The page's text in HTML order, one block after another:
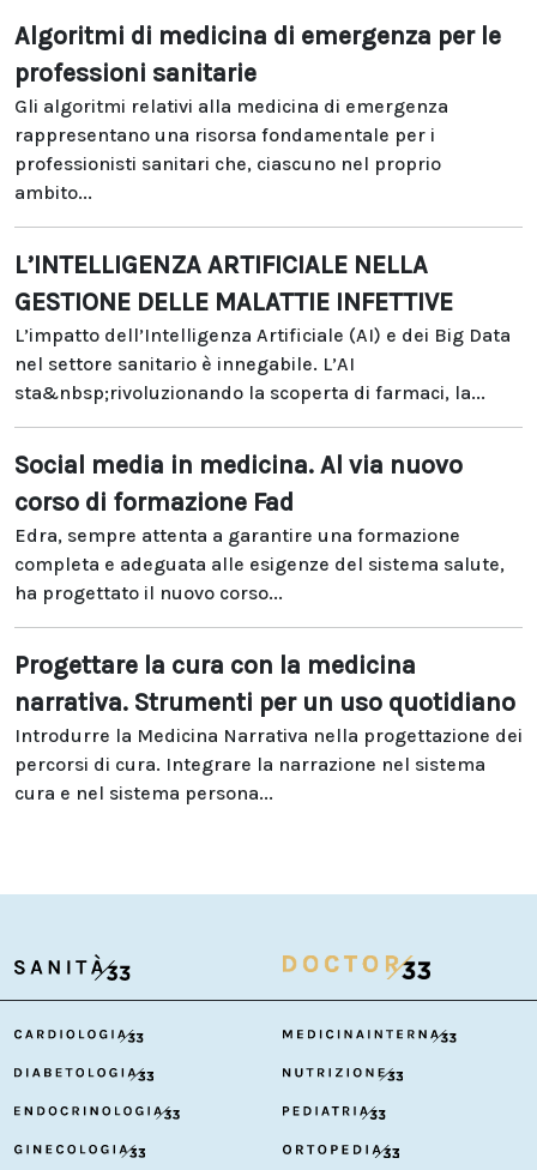
Algoritmi di medicina di emergenza per le
professioni sanitarie
Gli algoritmi relativi alla medicina di emergenza
rappresentano una risorsa fondamentale per i
professionisti sanitari che, ciascuno nel proprio
ambito...
L’INTELLIGENZA ARTIFICIALE NELLA
GESTIONE DELLE MALATTIE INFETTIVE
L’impatto dell’Intelligenza Artificiale (AI) e dei Big Data
nel settore sanitario è innegabile. L’AI
sta&nbsp;rivoluzionando la scoperta di farmaci, la...
Social media in medicina. Al via nuovo
corso di formazione Fad
Edra, sempre attenta a garantire una formazione
completa e adeguata alle esigenze del sistema salute,
ha progettato il nuovo corso...
Progettare la cura con la medicina
narrativa. Strumenti per un uso quotidiano
Introdurre la Medicina Narrativa nella progettazione dei
percorsi di cura. Integrare la narrazione nel sistema
cura e nel sistema persona...